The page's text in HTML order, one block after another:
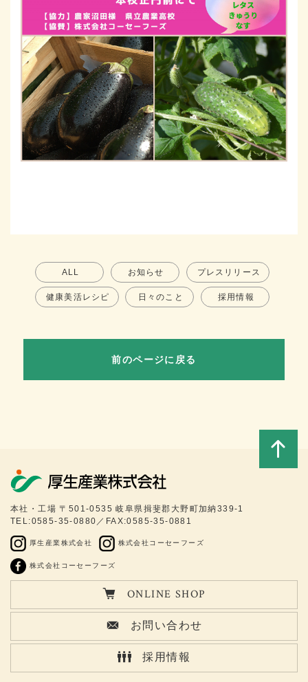
ALL お知らせ プレスリリース
健康美活レシピ 日々のこと 採用情報
前のページに戻る
本社・工場 〒501-0535 岐阜県揖斐郡大野町加納339-1
TEL:0585-35-0880／FAX:0585-35-0881
厚生産業株式会社 株式会社コーセーフーズ
株式会社コーセーフーズ
ONLINE SHOP
お問い合わせ
採用情報